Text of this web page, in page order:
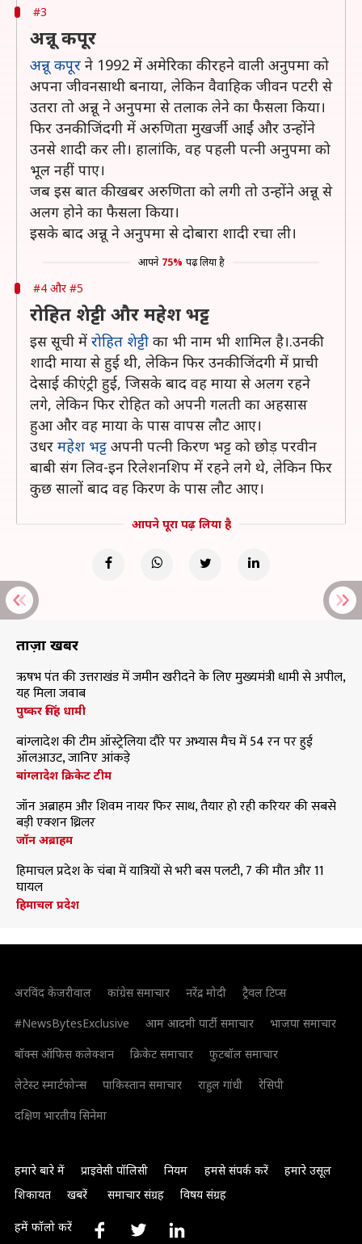
#3
अन्नू कपूर
अन्नू कपूर ने 1992 में अमेरिका की रहने वाली अनुपमा को
अपना जीवनसाथी बनाया, लेकिन वैवाहिक जीवन पटरी से
उतरा तो अन्नू ने अनुपमा से तलाक लेने का फैसला किया।
फिर उनकी जिंदगी में अरुणिता मुखर्जी आईं और उन्होंने
उनसे शादी कर ली। हालांकि, वह पहली पत्नी अनुपमा को
भूल नहीं पाए।
जब इस बात की खबर अरुणिता को लगी तो उन्होंने अन्नू से
अलग होने का फैसला किया।
इसके बाद अन्नू ने अनुपमा से दोबारा शादी रचा ली।
आपने 75% पढ़ लिया है
#4 और #5
रोहित शेट्टी और महेश भट्ट
इस सूची में रोहित शेट्टी का भी नाम भी शामिल है।.उनकी
शादी माया से हुई थी, लेकिन फिर उनकी जिंदगी में प्राची
देसाई की एंट्री हुई, जिसके बाद वह माया से अलग रहने
लगे, लेकिन फिर रोहित को अपनी गलती का अहसास
हुआ और वह माया के पास वापस लौट आए।
उधर महेश भट्ट अपनी पत्नी किरण भट्ट को छोड़ परवीन
बाबी संग लिव-इन रिलेशनशिप में रहने लगे थे, लेकिन फिर
कुछ सालों बाद वह किरण के पास लौट आए।
आपने पूरा पढ़ लिया है
ताज़ा खबरें
ऋषभ पंत की उत्तराखंड में जमीन खरीदने के लिए मुख्यमंत्री धामी से अपील,
यह मिला जवाब
पुष्कर सिंह धामी
बांग्लादेश की टीम ऑस्ट्रेलिया दौरे पर अभ्यास मैच में 54 रन पर हुई
ऑलआउट, जानिए आंकड़े
बांग्लादेश क्रिकेट टीम
जॉन अब्राहम और शिवम नायर फिर साथ, तैयार हो रही करियर की सबसे
बड़ी एक्शन थ्रिलर
जॉन अब्राहम
हिमाचल प्रदेश के चंबा में यात्रियों से भरी बस पलटी, 7 की मौत और 11
घायल
हिमाचल प्रदेश
अरविंद केजरीवाल कांग्रेस समाचार नरेंद्र मोदी
ट्रैवल टिप्स
#NewsBytesExclusive
आम आदमी पार्टी समाचार
भाजपा समाचार
बॉक्स ऑफिस कलेक्शन
क्रिकेट समाचार
फुटबॉल समाचार
लेटेस्ट स्मार्टफोन्स
पाकिस्तान समाचार राहुल गांधी
रेसिपी
दक्षिण भारतीय सिनेमा
हमारे बारे में प्राइवेसी पॉलिसी नियम हमसे संपर्क करें
हमारे उसूल
शिकायत
खबरें समाचार संग्रह विषय संग्रह
हमें फॉलो करें